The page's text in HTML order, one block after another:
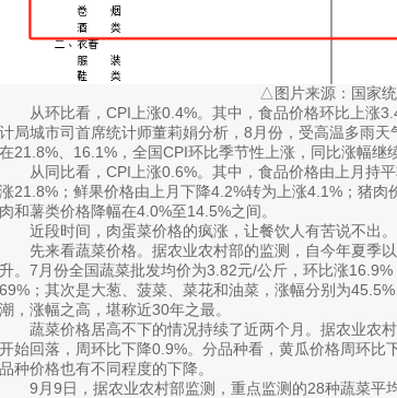
△图片来源：国家
从环比看，CPI上涨0.4%。其中，食品价格环比上涨
计局城市司首席统计师董莉娟分析，8月份，受高温多雨
在21.8%、16.1%，全国CPI环比季节性上涨，同比涨幅继
从同比看，CPI上涨0.6%。其中，食品价格由上月持平
涨21.8%；鲜果价格由上月下降4.2%转为上涨4.1%；猪
肉和薯类价格降幅在4.0%至14.5%之间。
近段时间，肉蛋菜价格的疯涨，让餐饮人有苦说不出。
先来看蔬菜价格。据农业农村部的监测，自今年夏季
升。7月份全国蔬菜批发均价为3.82元/公斤，环比涨
69%；其次是大葱、菠菜、菜花和油菜，涨幅分别为
潮，涨幅之高，堪称近30年之最。
蔬菜价格居高不下的情况持续了近两个月。据农业农
开始回落，周环比下降0.9%。分品种看，黄瓜价格周环比
品种价格也有不同程度的下降。
9月9日，据农业农村部监测，重点监测的28种蔬菜平